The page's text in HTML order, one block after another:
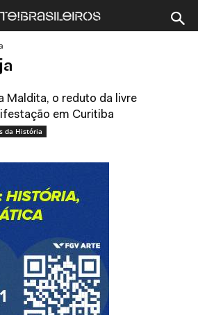
Maldita, o reduto da livre
em Curitiba
da História